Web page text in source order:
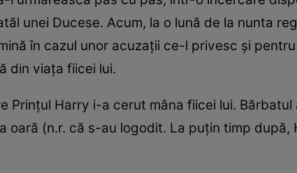
unei Ducese. Acum, la o lună de la nunta
în cazul unor acuzaţii ce-l privesc şi
din viaţa fiicei lui.
Prinţul Harry i-a cerut mâna fiicei lui. Bărbatul
oară (n.r. că s-au logodit. La puţin timp după,